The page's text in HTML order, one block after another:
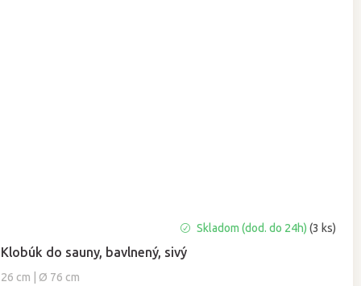
Klobúk do sauny, bavlnený, sivý
26 cm | Ø 76 cm
hodnotenie
produktu
je
Skladom (dod. do 24h)(3 ks)